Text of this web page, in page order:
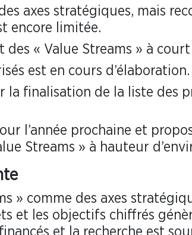
axes stratégiques, mais
encore limitée.
« Value Streams » à
est en cours d’élaboration.
la finalisation de la liste des
l’année prochaine et
Streams » à hauteur
» comme des axes
et les objectifs chiffrés